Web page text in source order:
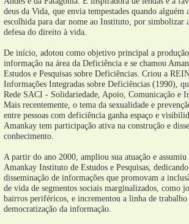
deus da Vida, que envia tempestades quando
escolhida para dar nome ao Instituto, por simbolizar
defesa do direito à vida.
De início, adotou como objetivo principal a
informação na área da Deficiência e se chamou
Estudos e Pesquisas sobre Deficiências. Criou a
Informações Integradas sobre Deficiências (1990),
Rede SACI - Solidariedade, Apoio, Comunicação e
Mais recentemente, o tema da sexualidade e
entre pessoas com deficiência ganha espaço e
Amankay tem participação ativa na construção e
conhecimento.
A partir do ano 2000, ampliou sua atuação e
Amankay Instituto de Estudos e Pesquisas,
disseminação de informações que promovam a
de vida de segmentos sociais marginalizados, como
bairros periféricos, e incrementou a linha de trabalho
democratização da informação.